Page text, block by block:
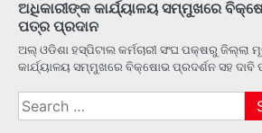
ଅଧିକାରୀଙ୍କ କାର୍ଯ୍ୟାଳୟ ସମ୍ମୁଖରେ
ପତ୍ର ପ୍ରଦାନ
ଅଲ୍ ଓଡିଶା ହସ୍ପିଟାଲ କର୍ମଚାରୀ ସଂଘ ପକ୍ଷରୁ ଜିଲ୍ଲା
କାର୍ଯ୍ୟାଳୟ ସମ୍ମୁଖରେ ବିକ୍ଷୋଭ ପ୍ରଦର୍ଶନ ସହ ଦାବି
Search
for: